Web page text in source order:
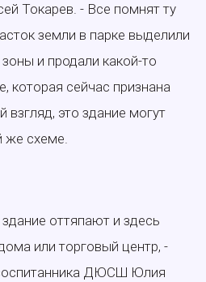
Токарев. - Все помнят ту
земли в парке выделили
и продали какой-то
которая сейчас признана
это здание могут
же схеме.
оттяпают и здесь
или торговый центр, -
ДЮСШ Юлия